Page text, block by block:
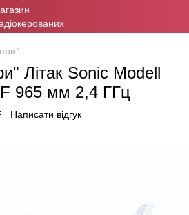
Літак Sonic Modell
965 мм 2,4 ГГц
Написати відгук